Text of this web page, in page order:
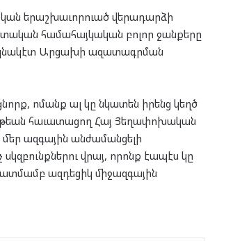
երաշխաւորուած վերադարձի
համահայկական բոլոր ջանքերը
Արցախի ազատագրման
ոմանք ալ կը նկատեն իրենց կեղծ
հաւատացող Հայ Յեղափոխական
ազգային անժամանցելի
վրայ, որոնք էապէս կը
ազդեցիկ միջազգային